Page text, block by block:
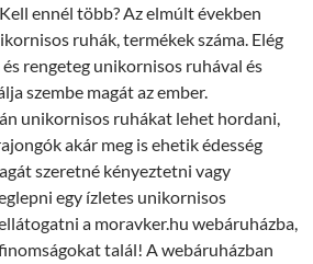
ennél több? Az elmúlt években
ruhák, termékek száma. Elég
rengeteg unikornisos ruhával és
szembe magát az ember.
unikornisos ruhákat lehet hordani,
akár meg is ehetik édesség
szeretné kényeztetni vagy
egy ízletes unikornisos
a moravker.hu webáruházba,
talál! A webáruházban